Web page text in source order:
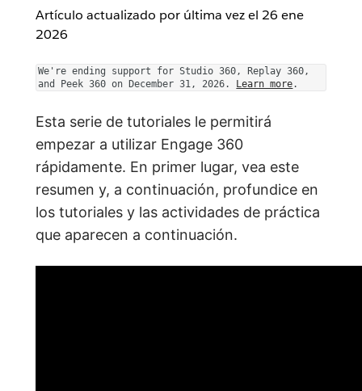
Artículo actualizado por última vez el 26 ene
2026
We're ending support for Studio 360, Replay 360,
and Peek 360 on December 31, 2026.
Learn more.
Esta serie de tutoriales le permitirá
empezar a utilizar Engage 360
rápidamente. En primer lugar, vea este
resumen y, a continuación, profundice en
los tutoriales y las actividades de práctica
que aparecen a continuación.